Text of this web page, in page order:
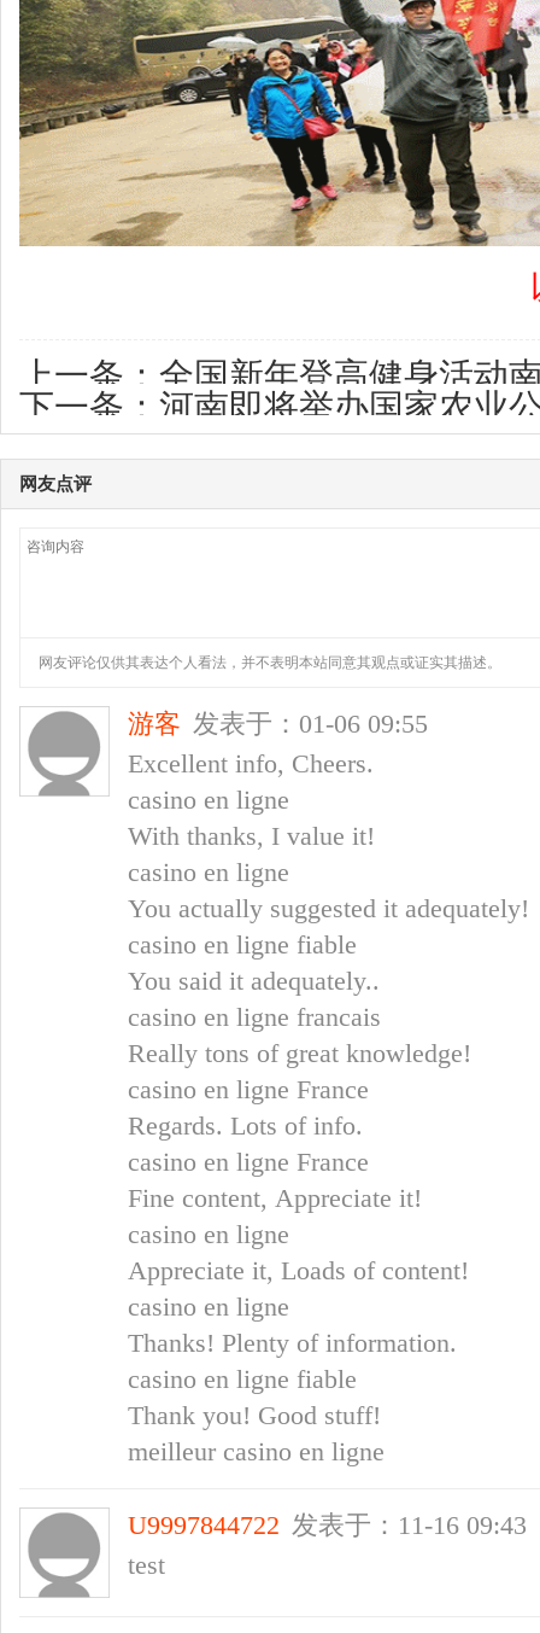
以上部分图片
上一条： 全国新年登高健身活动
下一条： 河南即将举办国家农业